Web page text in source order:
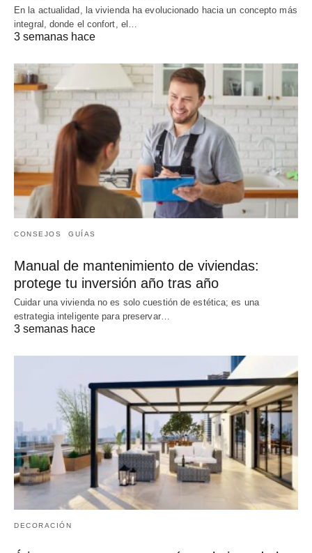
En la actualidad, la vivienda ha evolucionado hacia un concepto más
integral, donde el confort, el…
3 semanas hace
CONSEJOS GUÍAS
Manual de mantenimiento de viviendas:
protege tu inversión año tras año
Cuidar una vivienda no es solo cuestión de estética; es una
estrategia inteligente para preservar…
3 semanas hace
DECORACIÓN